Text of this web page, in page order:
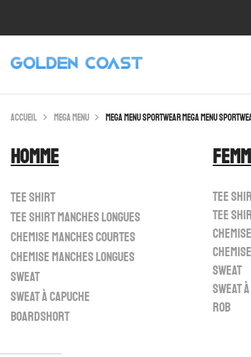
Accueil Mega Menu Mega Menu Sportwear Mega Menu
Homme
Tee shirt
Tee shirt manches longues
Chemise manches courtes
Chemise manches longues
Sweat
Sweat à capuche
Boardshort
Tee
Tee
Sweat
Sweat
Rob